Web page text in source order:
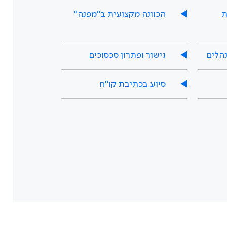
הכוונה מקצועית ב"מפנה"
גישור ופתרון סכסוכים
סיוע בכתיבת קו"ח